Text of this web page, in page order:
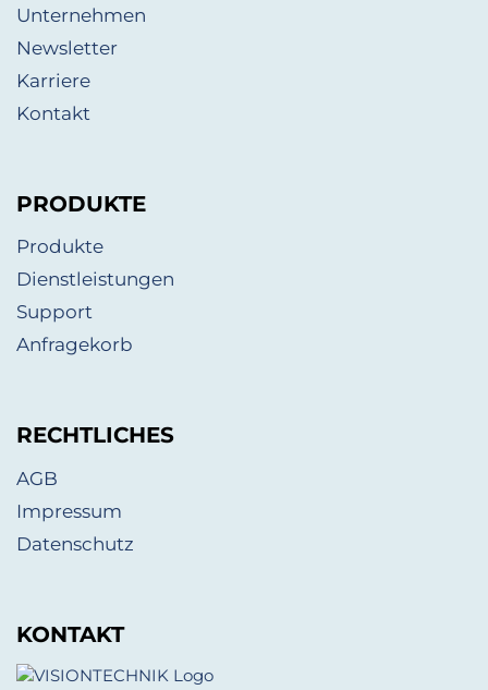
Unternehmen
Newsletter
Karriere
Kontakt
PRODUKTE
Produkte
Dienstleistungen
Support
Anfragekorb
RECHTLICHES
AGB
Impressum
Datenschutz
KONTAKT